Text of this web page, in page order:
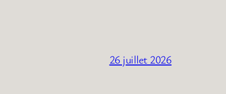
26 juillet 2026